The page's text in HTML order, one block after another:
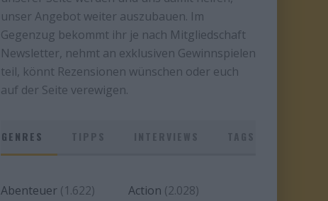
unser Angebot weiter auszubauen. Im
Gegenzug bekommt ihr je nach Mitgliedschaft
Newsletter, nehmt an exklusiven Gewinnspielen
teil, könnt Rezensionen wünschen oder euch
auf der Seite verewigen.
GENRES
Abenteuer (1.622) Action (2.028)